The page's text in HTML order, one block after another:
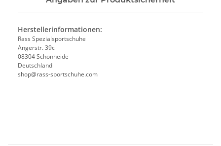
Herstellerinformationen:
Rass Spezialsportschuhe
Angerstr. 39c
08304 Schönheide
Deutschland
shop@rass-sportschuhe.com